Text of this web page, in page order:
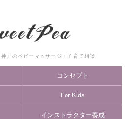
戸のベビーマッサージ・子育て相談
コンセプト
For Kids
インストラクター養成